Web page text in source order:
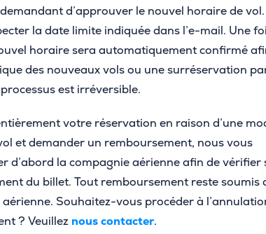
d’approuver le nouvel horaire de vol.
la date limite indiquée dans l’e-mail. Une
horaire sera automatiquement confirmé
des nouveaux vols ou une surréservation
est irréversible.
votre réservation en raison d’une
et demander un remboursement, nous vous
d’abord la compagnie aérienne afin de vérifier
du billet. Tout remboursement reste soumis
Souhaitez-vous procéder à
? Veuillez nous contacter.